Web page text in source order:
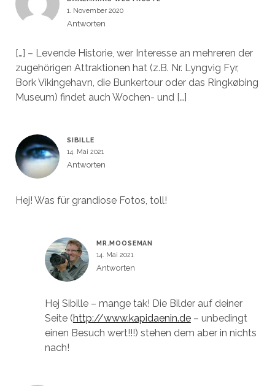
1. November 2020
Antworten
[…] – Levende Historie, wer Interesse an mehreren der
zugehörigen Attraktionen hat (z.B. Nr. Lyngvig Fyr,
Bork Vikingehavn, die Bunkertour oder das Ringkøbing
Museum) findet auch Wochen- und […]
SIBILLE
14. Mai 2021
Antworten
Hej! Was für grandiose Fotos, toll!
MR.MOOSEMAN
14. Mai 2021
Antworten
Hej Sibille – mange tak! Die Bilder auf deiner
Seite (http://www.kapidaenin.de– unbedingt
einen Besuch wert!!!) stehen dem aber in nichts
nach!